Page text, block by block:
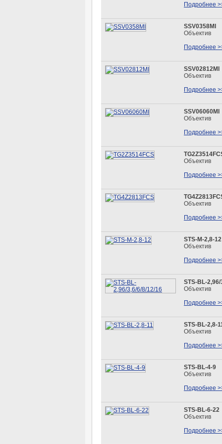
Подробнее
SSV0358MI
Объектив
Подробнее
SSV02812MI
Объектив
Подробнее
SSV06060MI
Объектив
Подробнее
Объектив
Подробнее
Объектив
Подробнее
STS-M-2,8-12
Объектив
Подробнее
STS-BL-
Объектив
Подробнее
STS-BL-2,8-
Объектив
Подробнее
STS-BL-4-9
Объектив
Подробнее
STS-BL-6-22
Объектив
Подробнее